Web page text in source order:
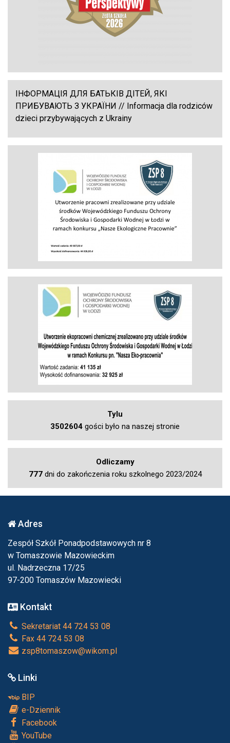
ІНФОРМАЦІЯ ДЛЯ БАТЬКІВ ДІТЕЙ, ЯКІ
ПРИБУВАЮТЬ З УКРАЇНИ // Informacja dla rodziców
dzieci przybywających z Ukrainy
Tylu
3502604 gości było na naszej stronie
Odliczamy
777dni do zakończenia roku szkolnego 2023/2024
Adres
Zespół Szkół Ponadpodstawowych nr 8
w Tomaszowie Mazowieckim
ul. Nadrzeczna 17/25
97-200 Tomaszów Mazowiecki
Kontakt
Sekretariat 44 724 53 08
Fax 44 724 53 08
zsp8tomaszow@wikom.pl
Linki
BIP
e-Dziennik
Facebook
YouTube